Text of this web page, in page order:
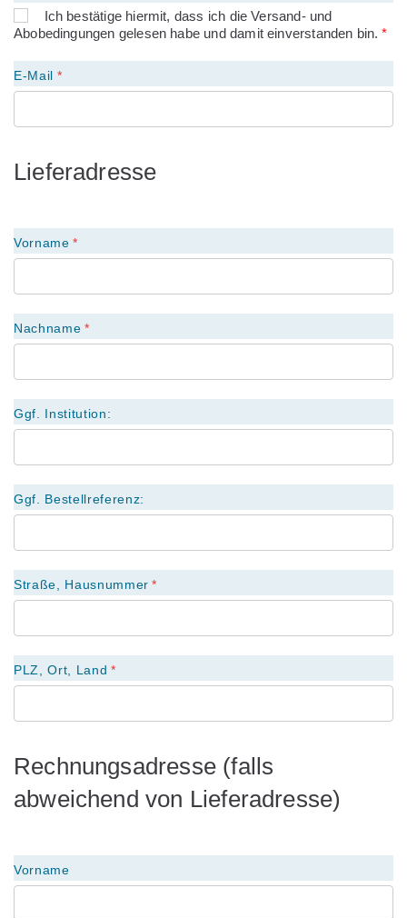
Ich bestätige hiermit, dass ich die Versand- und
Abobedingungen gelesen habe und damit einverstanden bin.
E-Mail
Lieferadresse
Vorname
Nachname
Ggf. Institution:
Ggf. Bestellreferenz:
Straße, Hausnummer
PLZ, Ort, Land
Rechnungsadresse (falls
abweichend von Lieferadresse)
Vorname